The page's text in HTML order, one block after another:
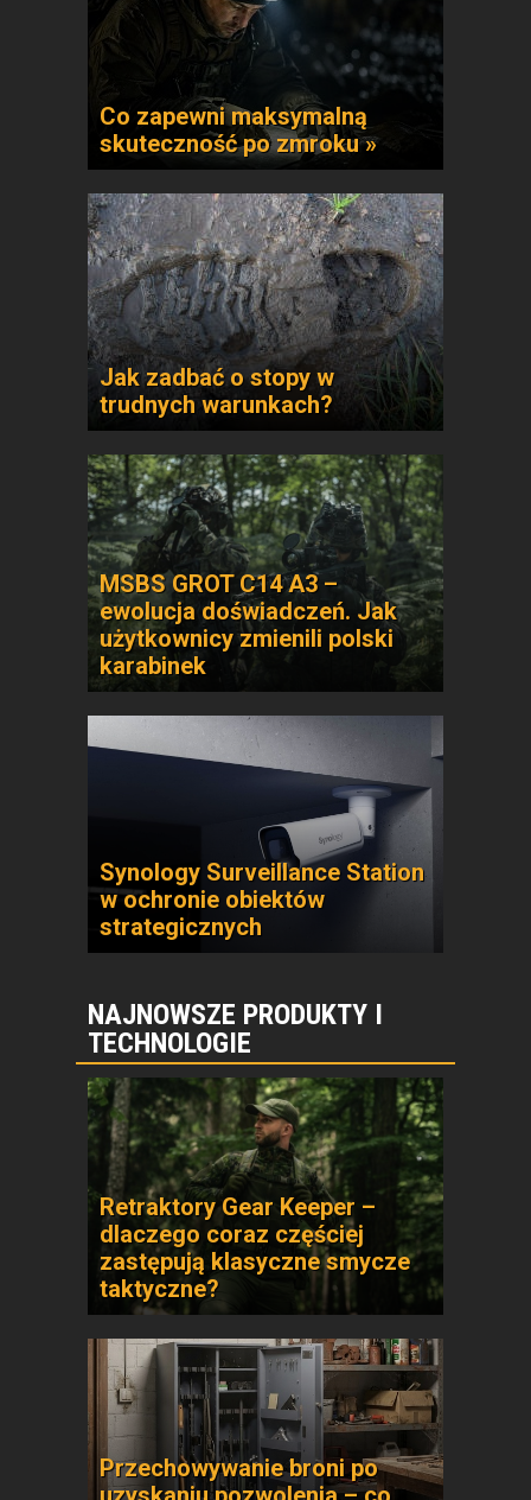
Co zapewni maksymalną
skuteczność po zmroku »
Jak zadbać o stopy w
trudnych warunkach?
MSBS GROT C14 A3 –
ewolucja doświadczeń. Jak
użytkownicy zmienili polski
karabinek
Synology Surveillance Station
w ochronie obiektów
strategicznych
NAJNOWSZE PRODUKTY I
TECHNOLOGIE
Retraktory Gear Keeper –
dlaczego coraz częściej
zastępują klasyczne smycze
taktyczne?
Przechowywanie broni po